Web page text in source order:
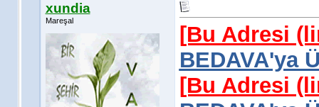
xundia
Mareşal
[Bu Adresi
BEDAVA'ya
[Bu Adresi